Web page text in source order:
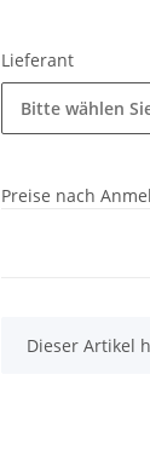
Lieferant
Bitte wählen
Preise nach
x
Dieser Artikel